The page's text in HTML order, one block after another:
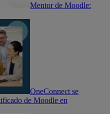
Mentor de Moodle:
OneConnect se
de Moodle en